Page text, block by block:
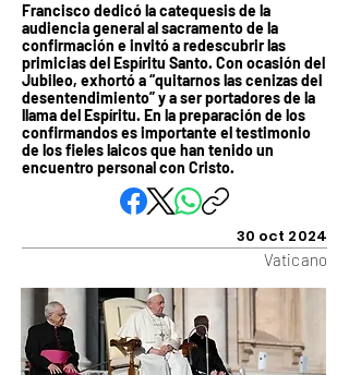
Francisco dedicó la catequesis de la
audiencia general al sacramento de la
confirmación e invitó a redescubrir las
primicias del Espíritu Santo. Con ocasión del
Jubileo, exhortó a “quitarnos las cenizas del
desentendimiento” y a ser portadores de la
llama del Espíritu. En la preparación de los
confirmandos es importante el testimonio
de los fieles laicos que han tenido un
encuentro personal con Cristo.
30 oct 2024
Vaticano